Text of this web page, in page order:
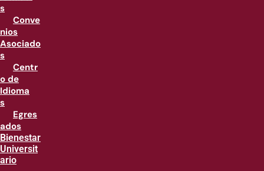
s
Conve
nios
Asociado
s
Centr
o de
Idioma
s
Egres
ados
Bienestar
Universit
ario